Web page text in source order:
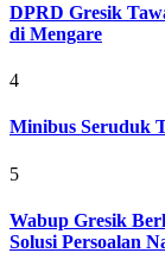
DPRD Gresik
di Mengare
4
Minibus Seruduk
5
Wabup Gresik
Solusi Persoalan